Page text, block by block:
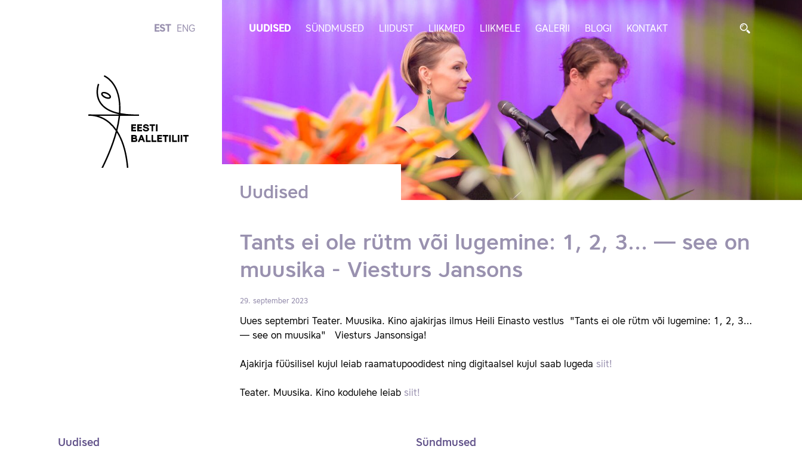
EST ENG UUDISED SÜNDMUSED LIIDUST LIIKMED LIIKMELE GALERII BLOGI KONTAKT
Uudised
Tants ei ole rütm või lugemine: 1, 2, 3… — see on
muusika - Viesturs Jansons
29. september 2023
Uues septembri Teater. Muusika. Kino ajakirjas ilmus Heili Einasto vestlus "Tants ei ole rütm või lugemine: 1, 2, 3…
— see on muusika" Viesturs Jansonsiga!
Ajakirja füüsilisel kujul leiab raamatupoodidest ning digitaalsel kujul saab lugeda siit!
Teater. Muusika. Kino kodulehe leiab siit!
Uudised Sündmused